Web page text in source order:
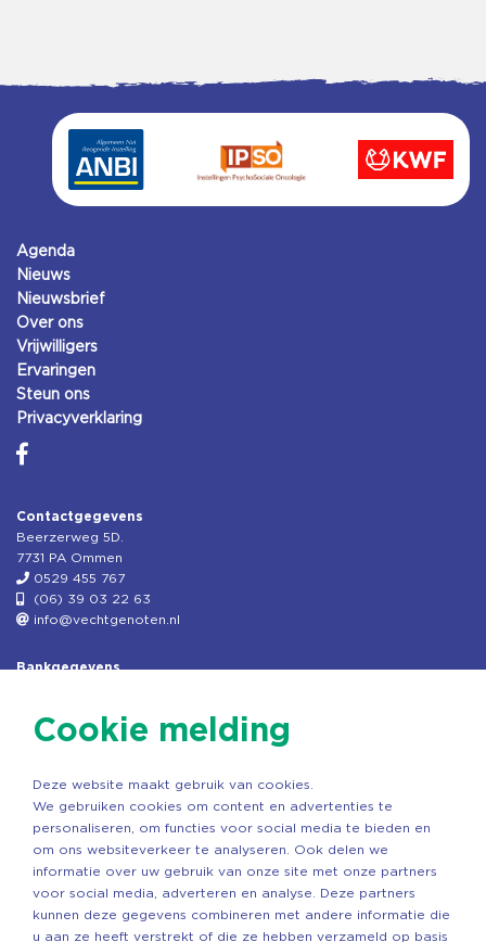
Agenda
Nieuws
Nieuwsbrief
Over ons
Vrijwilligers
Ervaringen
Steun ons
Privacyverklaring
Contactgegevens
Beerzerweg 5D.
7731 PA Ommen
0529 455 767
(06) 39 03 22 63
info@vechtgenoten.nl
Bankgegevens
Rek.nr: NL85RABO0127579230
Copyright ©2026 Vechtgenoten
Cookie melding
Deze website maakt gebruik van cookies.
We gebruiken cookies om content en advertenties te
personaliseren, om functies voor social media te bieden en
om ons websiteverkeer te analyseren. Ook delen we
informatie over uw gebruik van onze site met onze partners
voor social media, adverteren en analyse. Deze partners
kunnen deze gegevens combineren met andere informatie die
u aan ze heeft verstrekt of die ze hebben verzameld op basis